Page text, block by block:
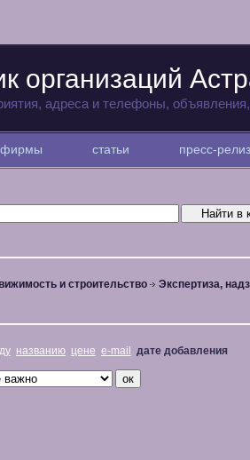
организаций
адреса и телефоны,
фирмы статьи пресс-
и строительство Экспертиза,
названию цене e-mail дате добавления